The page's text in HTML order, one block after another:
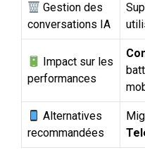
Gestion des
conversations IA
Impact sur les
performances
Alternatives
recommandées